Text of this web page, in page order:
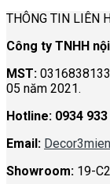
THÔNG TIN LIÊN
Công ty TNHH
MST:
05 năm 2021.
Hotline: 0934
Email:
Showroom: 19-